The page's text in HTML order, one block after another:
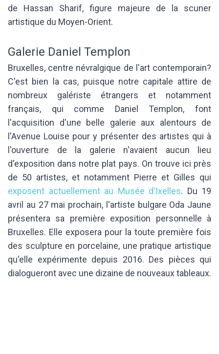
de Hassan Sharif, figure majeure de la scuner
artistique du Moyen-Orient.
Galerie Daniel Templon
Bruxelles, centre névralgique de l'art contemporain?
C'est bien la cas, puisque notre capitale attire de
nombreux galériste étrangers et notamment
français, qui comme Daniel Templon, font
l'acquisition d'une belle galerie aux alentours de
l'Avenue Louise pour y présenter des artistes qui à
l'ouverture de la galerie n'avaient aucun lieu
d'exposition dans notre plat pays. On trouve ici près
de 50 artistes, et notamment Pierre et Gilles qui
exposent actuellement au Musée d'Ixelles. Du 19
avril au 27 mai prochain, l'artiste bulgare Oda Jaune
présentera sa première exposition personnelle à
Bruxelles. Elle exposera pour la toute première fois
des sculpture en porcelaine, une pratique artistique
qu'elle expérimente depuis 2016. Des pièces qui
dialogueront avec une dizaine de nouveaux tableaux.